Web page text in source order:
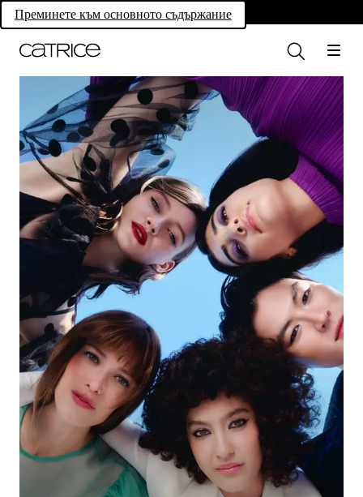
Преминете към основното съдържание
Own your magic.